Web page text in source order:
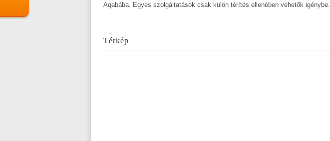
Aqabába. Egyes szolgáltatások csak külön térítés ellenében vehetők igénybe.
Térkép